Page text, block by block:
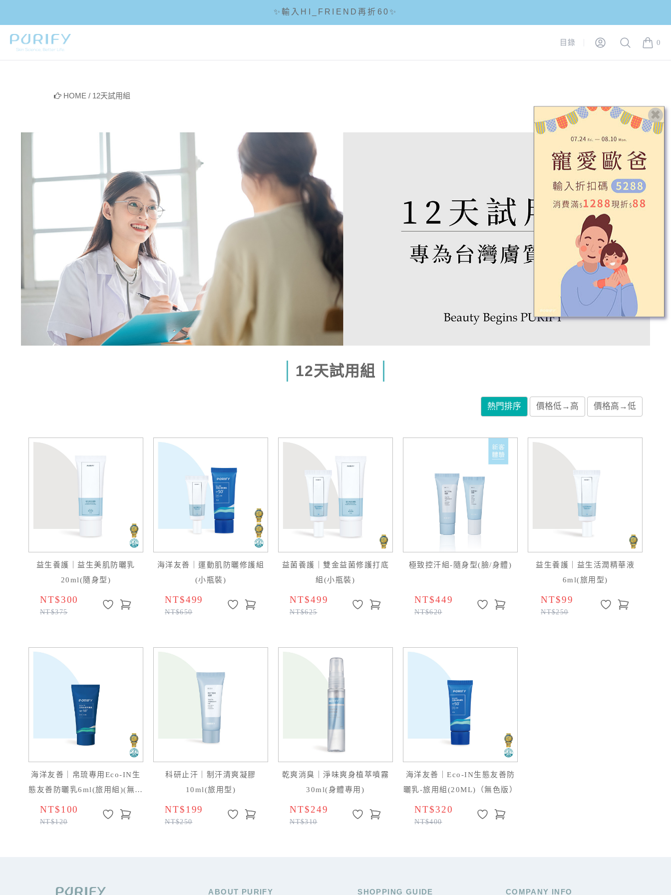
PURIFY 目錄 Login Search 0
items
✨輸入HI_FRIEND再折60✨
🌟全館滿1200免運🌟
HOME / 12天試用組
12天試用組
熱門排序 價格低→高 價格高→低
益生養護｜益生美肌防曬乳
20ml(隨身型)
NT$300
NT$375
海洋友善｜運動肌防曬修護組
(小瓶裝)
NT$499
NT$650
益菌養護｜雙金益菌修護打底
組(小瓶裝)
NT$499
NT$625
極致控汗組-隨身型(臉/身體)
NT$449
NT$620
益生養護｜益生活潤精華液
6ml(旅用型)
NT$99
NT$250
海洋友善｜帛琉專用Eco-IN生
態友善防曬乳6ml(旅用組)(無色
NT$100
NT$120
科研止汗｜制汗清爽凝膠
10ml(旅用型)
NT$199
NT$250
乾爽消臭｜淨味爽身植萃噴霧
30ml(身體專用)
NT$249
NT$310
海洋友善｜Eco-IN生態友善防
曬乳-旅用組(20ML)（無色版）
NT$320
NT$400
ABOUT PURIFY SHOPPING GUIDE COMPANY INFO